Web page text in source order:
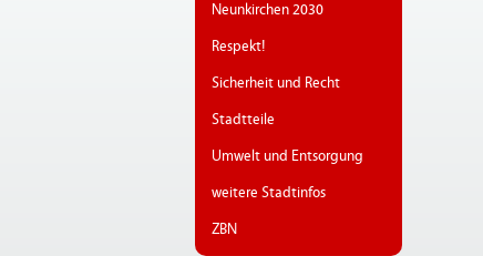
Neunkirchen 2030
Respekt!
Sicherheit und Recht
Stadtteile
Umwelt und Entsorgung
weitere Stadtinfos
ZBN